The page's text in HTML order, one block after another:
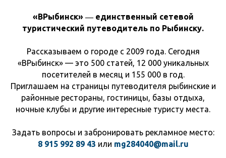
«ВРыбинск» ― единственный сетевой
туристический путеводитель по Рыбинску.
Рассказываем о городе с 2009 года. Сегодня
«ВРыбинск» — это 500 статей, 12 000 уникальных
посетителей в месяц и 155 000 в год.
Приглашаем на страницы путеводителя рыбинские и
районные рестораны, гостиницы, базы отдыха,
ночные клубы и другие интересные туристу места.
Задать вопросы и забронировать рекламное место:
8 915 992 89 43 или mg284040@mail.ru